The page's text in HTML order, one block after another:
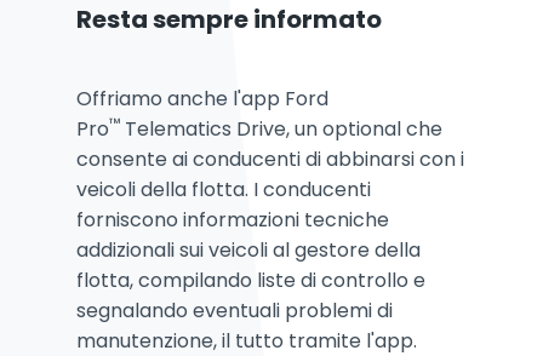
Resta sempre informato
Offriamo anche l'app Ford
Pro™ Telematics Drive, un optional che
consente ai conducenti di abbinarsi con i
veicoli della flotta. I conducenti
forniscono informazioni tecniche
addizionali sui veicoli al gestore della
flotta, compilando liste di controllo e
segnalando eventuali problemi di
manutenzione, il tutto tramite l'app.